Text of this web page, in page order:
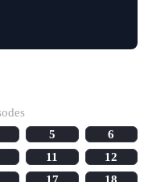
5
6
11
12